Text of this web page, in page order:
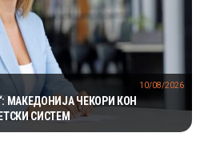
МАКЕДОНИЈА ЧЕКОРИ КОН
СИСТЕМ
10/08/2026